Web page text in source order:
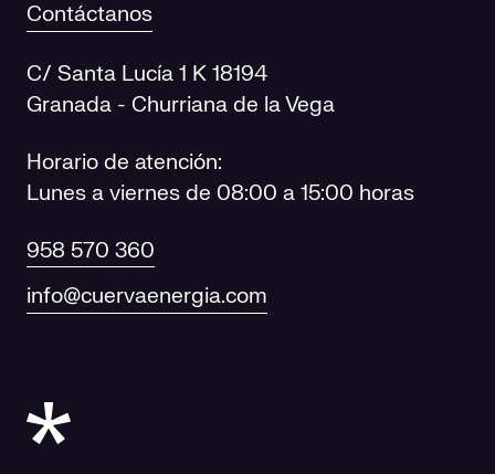
Contáctanos
C/ Santa Lucía 1 K 18194
Granada - Churriana de la Vega
Horario de atención:
Lunes a viernes de 08:00 a 15:00 horas
958 570 360
info@cuervaenergia.com